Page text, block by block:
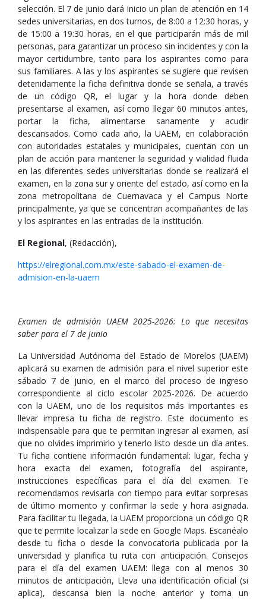
selección. El 7 de junio dará inicio un plan de atención en 14
sedes universitarias, en dos turnos, de 8:00 a 12:30 horas, y
de 15:00 a 19:30 horas, en el que participarán más de mil
personas, para garantizar un proceso sin incidentes y con la
mayor certidumbre, tanto para los aspirantes como para
sus familiares. A las y los aspirantes se sugiere que revisen
detenidamente la ficha definitiva donde se señala, a través
de un código QR, el lugar y la hora donde deben
presentarse al examen, así como llegar 60 minutos antes,
portar la ficha, alimentarse sanamente y acudir
descansados. Como cada año, la UAEM, en colaboración
con autoridades estatales y municipales, cuentan con un
plan de acción para mantener la seguridad y vialidad fluida
en las diferentes sedes universitarias donde se realizará el
examen, en la zona sur y oriente del estado, así como en la
zona metropolitana de Cuernavaca y el Campus Norte
principalmente, ya que se concentran acompañantes de las
y los aspirantes en las entradas de la institución.
El Regional, (Redacción),
https://elregional.com.mx/este-sabado-el-examen-de-
admision-en-la-uaem
Examen de admisión UAEM 2025-2026: Lo que necesitas
saber para el 7 de junio
La Universidad Autónoma del Estado de Morelos (UAEM)
aplicará su examen de admisión para el nivel superior este
sábado 7 de junio, en el marco del proceso de ingreso
correspondiente al ciclo escolar 2025-2026. De acuerdo
con la UAEM, uno de los requisitos más importantes es
llevar impresa tu ficha de registro. Este documento es
indispensable para que te permitan ingresar al examen, así
que no olvides imprimirlo y tenerlo listo desde un día antes.
Tu ficha contiene información fundamental: lugar, fecha y
hora exacta del examen, fotografía del aspirante,
instrucciones específicas para el día del examen. Te
recomendamos revisarla con tiempo para evitar sorpresas
de último momento y confirmar la sede y hora asignada.
Para facilitar tu llegada, la UAEM proporciona un código QR
que te permite localizar la sede en Google Maps. Escanéalo
desde tu ficha o desde la convocatoria publicada por la
universidad y planifica tu ruta con anticipación. Consejos
para el día del examen UAEM: llega con al menos 30
minutos de anticipación, Lleva una identificación oficial (si
aplica), descansa bien la noche anterior y toma un